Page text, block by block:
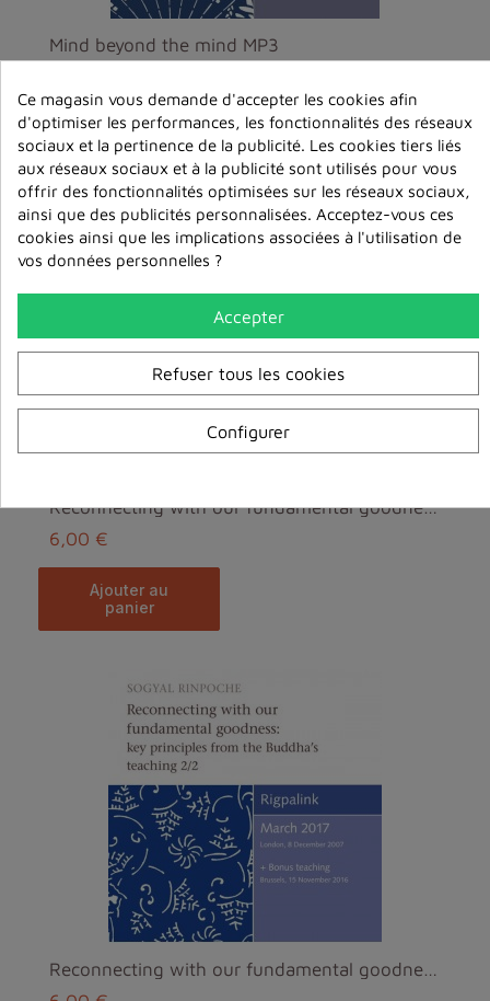
Mind beyond the mind MP3
ajouter au
panier
Reconnecting with our fundamental goodness part 1 MP3
6,00 €
ajouter au
panier
Reconnecting with our fundamental goodness part 2 MP3
Ce magasin vous demande d'accepter les cookies afin
d'optimiser les performances, les fonctionnalités des réseaux
sociaux et la pertinence de la publicité. Les cookies tiers liés
aux réseaux sociaux et à la publicité sont utilisés pour vous
offrir des fonctionnalités optimisées sur les réseaux sociaux,
ainsi que des publicités personnalisées. Acceptez-vous ces
cookies ainsi que les implications associées à l'utilisation de
vos données personnelles ?
Accepter
Refuser tous les cookies
Configurer